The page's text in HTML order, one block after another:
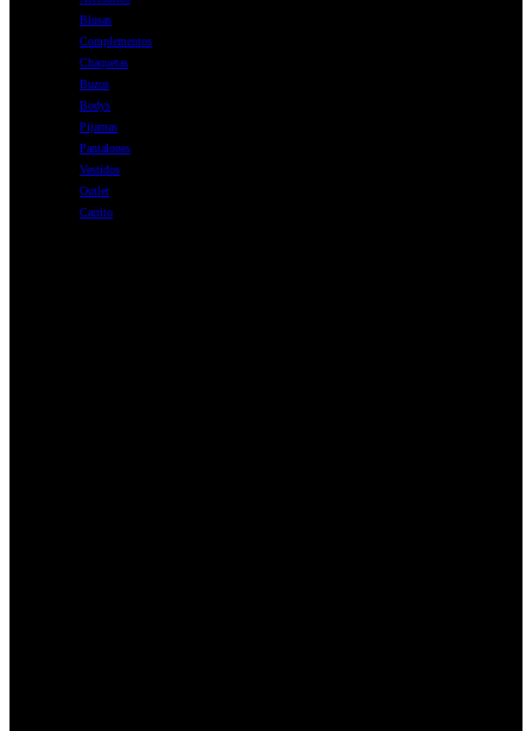
Blusas
Complementos
Chaquetas
Buzos
Bodys
Pijamas
Pantalones
Vestidos
Outlet
Carrito